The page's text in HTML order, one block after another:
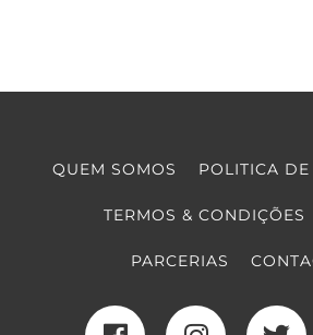
QUEM SOMOS POLITICA
TERMOS & CONDIÇÕES
PARCERIAS